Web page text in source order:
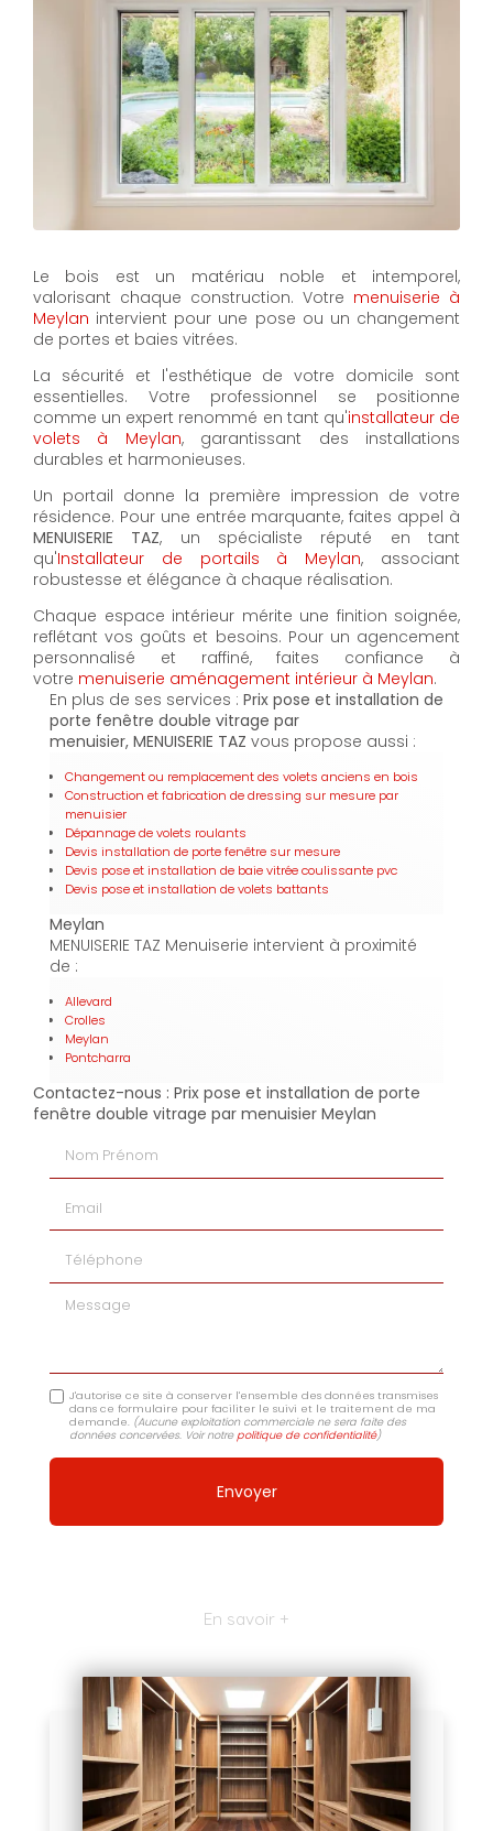
Le bois est un matériau noble et intemporel,
valorisant chaque construction. Votre menuiserie à
Meylan intervient pour une pose ou un changement
de portes et baies vitrées.
La sécurité et l'esthétique de votre domicile sont
essentielles. Votre professionnel se positionne
comme un expert renommé en tant qu'installateur de
volets à Meylan, garantissant des installations
durables et harmonieuses.
Un portail donne la première impression de votre
résidence. Pour une entrée marquante, faites appel à
MENUISERIE TAZ, un spécialiste réputé en tant
qu'Installateur de portails à Meylan, associant
robustesse et élégance à chaque réalisation.
Chaque espace intérieur mérite une finition soignée,
reflétant vos goûts et besoins. Pour un agencement
personnalisé et raffiné, faites confiance à
votre menuiserie aménagement intérieur à Meylan.
En plus de ses services : Prix pose et installation de
porte fenêtre double vitrage par
menuisier, MENUISERIE TAZ vous propose aussi :
Changement ou remplacement des volets anciens en bois
Construction et fabrication de dressing sur mesure par
menuisier
Dépannage de volets roulants
Devis installation de porte fenêtre sur mesure
Devis pose et installation de baie vitrée coulissante pvc
Devis pose et installation de volets battants
Meylan
MENUISERIE TAZ Menuiserie intervient à proximité
de :
Allevard
Crolles
Meylan
Pontcharra
Contactez-nous : Prix pose et installation de porte
fenêtre double vitrage par menuisier Meylan
Message
J'autorise ce site à conserver l'ensemble des données transmises
dans ce formulaire pour faciliter le suivi et le traitement de ma
demande. (Aucune exploitation commerciale ne sera faite des
données concervées. Voir notrepolitique de confidentialité)
En savoir +